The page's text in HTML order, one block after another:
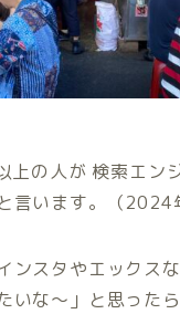
上の人が 検索エン
言います。（2024
ンスタやエックス
いな〜」と思った